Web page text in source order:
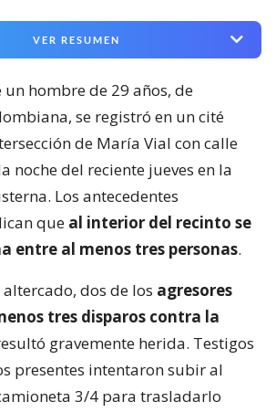
VER RESUMEN
hombre de 29 años, de
se registró en un cité
de María Vial con calle
noche del reciente jueves en la
Los antecedentes
que al interior del recinto se
entre al menos tres personas.
dos de los agresores
tres disparos contra la
gravemente herida. Testigos
presentes intentaron subir al
3/4 para trasladarlo